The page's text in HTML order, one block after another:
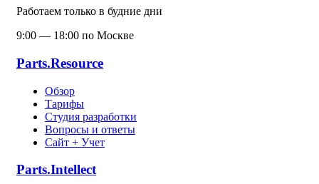
Работаем только в будние дни
9:00 — 18:00 по Москве
Parts.Resource
Обзор
Тарифы
Студия разработки
Вопросы и ответы
Сайт + Учет
Parts.Intellect